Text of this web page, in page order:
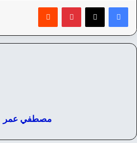
بينتيريست
مصطفي عمر